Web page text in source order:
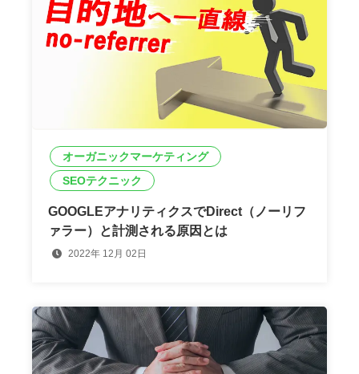
オーガニックマーケティング
SEOテクニック
GOOGLEアナリティクスでDirect（ノーリフ
ァラー）と計測される原因とは
2022年 12月 02日